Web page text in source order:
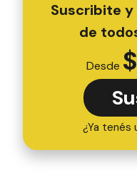
Suscribite
de
Desde $
¿Ya tenés